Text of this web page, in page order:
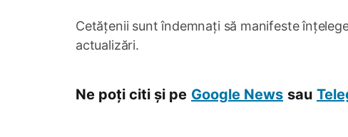
Cetățenii sunt îndemnați să manifeste
actualizări.
Ne poți citi și pe Google News sau